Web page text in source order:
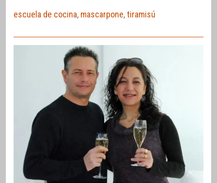
escuela de cocina, mascarpone,tiramisú